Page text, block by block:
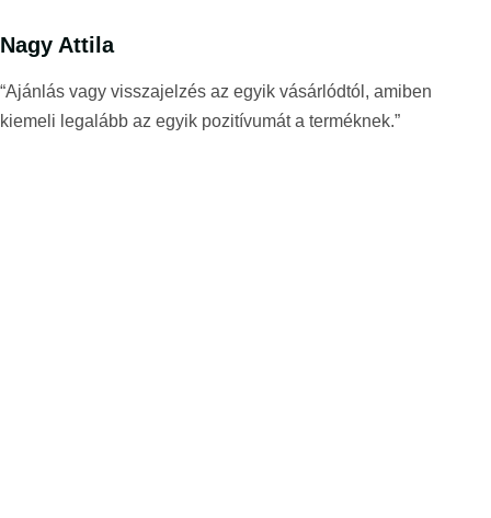
Nagy Attila
“Ajánlás vagy visszajelzés az egyik vásárlódtól, amiben
kiemeli legalább az egyik pozitívumát a terméknek.”